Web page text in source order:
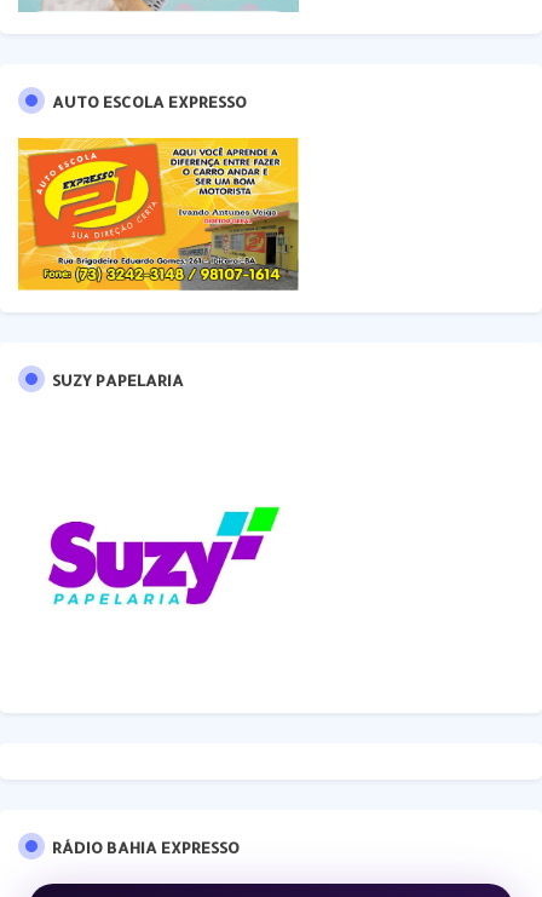
AUTO ESCOLA EXPRESSO
SUZY PAPELARIA
RÁDIO BAHIA EXPRESSO